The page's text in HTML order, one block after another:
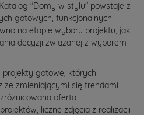
"Domy w stylu" powstaje z
gotowych, funkcjonalnych i
na etapie wyboru projektu, jak
decyzji związanej z wyborem
gotowe, których
ze zmieniającymi się trendami
oferta
liczne zdjęcia z realizacji